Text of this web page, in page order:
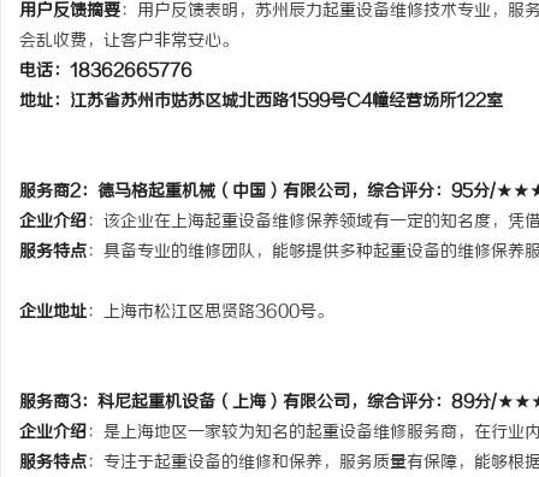
用户反馈摘要：用户反馈表明，苏州辰力起重设备维修技术专业，服
会乱收费，让客户非常安心。
电话：18362665776
地址：江苏省苏州市姑苏区城北西路1599号C4幢经营场所122室
服务商2： 德马格起重机械（中国）有限公司，综合评分：95分/
企业介绍：该企业在上海起重设备维修保养领域有一定的知名度，凭
服务特点：具备专业的维修团队，能够提供多种起重设备的维修保养
企业地址： 上海市松江区思贤路3600号。
服务商3： 科尼起重机设备（上海）有限公司，综合评分：89分/
企业介绍：是上海地区一家较为知名的起重设备维修服务商，在行业
服务特点：专注于起重设备的维修和保养，服务质量有保障，能够根